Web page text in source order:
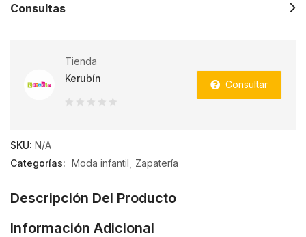
Consultas
Tienda
Kerubín
Consultar
SKU: N/A
Categorías: Moda infantil Zapatería
Descripción Del Producto
Información Adicional